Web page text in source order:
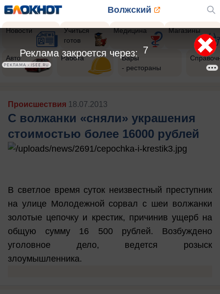
Волжский
Новости
Учиться
готов
Медицина Магазины
Авто Работа
Бары
- рестораны
Происшествия 18.07.2013
С волжанки «сняли» украшения
стоимостью более 16000 рублей
В светлое время суток неизвестный преступник
на улице Молодежной сорвал с шеи волжанки
золотые цепочку и крестик, причинив ущерб на
общую сумму 16 500 рублей. Возбуждено
уголовное дело, ведется розыск
злоумышленника.
5
Реклама закроется через:
РЕКЛАМА • ISEE.RU